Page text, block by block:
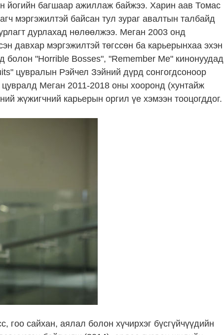
йогийн багшаар ажиллаж байжээ. Харин аав Томас
мэргэжилтэй байсан тул зураг авалтын талбайд
дурлахад нөлөөлжээ. Меган 2003 онд
давхар мэргэжилтэй төгссөн ба карьерынхаа эхэн
болон "Horrible Bosses", "Remember Me" кинонуудад
цувралын Рэйчел Зэйний дүрд сонгогдсоноор
Меган 2011-2018 оны хооронд (хунтайж
жүжигчний карьерын оргил үе хэмээн тооцогддог.
гоо сайхан, аялал болон хүчирхэг бүсгүйчүүдийн